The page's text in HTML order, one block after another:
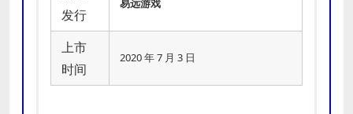
发行
上市
时间
2020 年 7 月 3 日